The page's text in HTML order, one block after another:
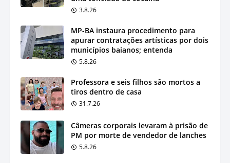
3.8.26
MP-BA instaura procedimento para
apurar contratações artísticas por dois
municípios baianos; entenda
5.8.26
Professora e seis filhos são mortos a
tiros dentro de casa
31.7.26
Câmeras corporais levaram à prisão de
PM por morte de vendedor de lanches
5.8.26